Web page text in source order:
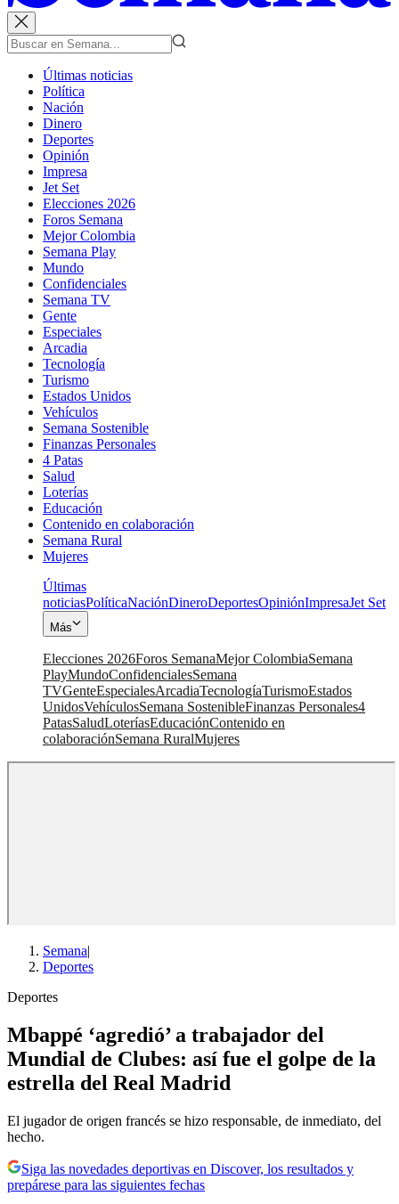
Últimas noticias
Política
Nación
Dinero
Deportes
Opinión
Impresa
Jet Set
Elecciones 2026
Foros Semana
Mejor Colombia
Semana Play
Mundo
Confidenciales
Semana TV
Gente
Especiales
Arcadia
Tecnología
Turismo
Estados Unidos
Vehículos
Semana Sostenible
Finanzas Personales
4 Patas
Salud
Loterías
Educación
Contenido en colaboración
Semana Rural
Mujeres
Últimas
noticiasPolíticaNaciónDineroDeportesOpiniónImpresaJet Set
Más
Elecciones 2026Foros SemanaMejor ColombiaSemana
PlayMundoConfidencialesSemana
TVGenteEspecialesArcadiaTecnologíaTurismoEstados
UnidosVehículosSemana SostenibleFinanzas Personales4
PatasSaludLoteríasEducaciónContenido en
colaboraciónSemana RuralMujeres
Semana|
Deportes
Deportes
Mbappé ‘agredió’ a trabajador del
Mundial de Clubes: así fue el golpe de la
estrella del Real Madrid
El jugador de origen francés se hizo responsable, de inmediato, del
hecho.
Siga las novedades deportivas en Discover, los resultados y
prepárese para las siguientes fechas